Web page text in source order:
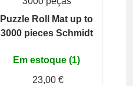
Puzzle Roll Mat up to
3000 pieces Schmidt
Em estoque (1)
23,00 €